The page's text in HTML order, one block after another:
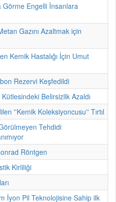
Engelli İnsanlara
Gazını Azaltmak için
Kemik Hastalığı İçin Umut
Rezervi Keşfedildi
Belirsizlik Azaldı
''Kemik Koleksiyoncusu'' Tırtıl
Tehdidi
Röntgen
Kirliliği
İyon Pil Teknolojisine Sahip ilk